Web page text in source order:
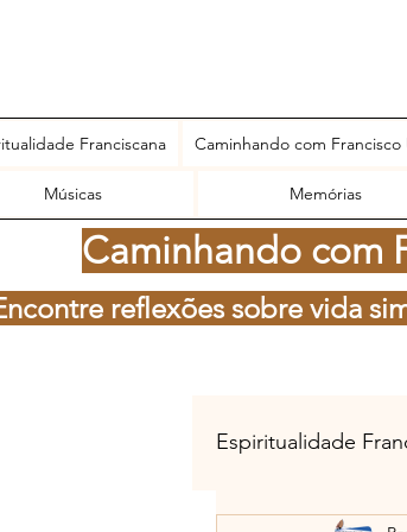
Franciscana Caminhando com
Músicas Memórias
Caminhando com
reflexões sobre vida
Espiritualidade